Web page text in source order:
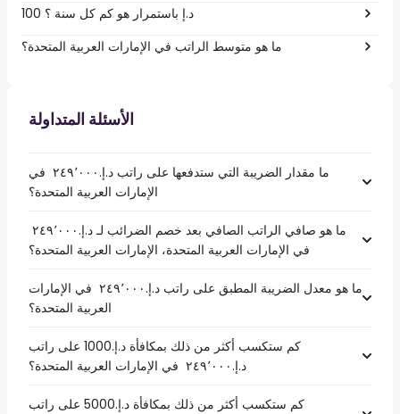
100 د.إ باستمرار هو كم كل سنة ؟
ما هو متوسط الراتب في الإمارات العربية المتحدة؟
الأسئلة المتداولة
ما مقدار الضريبة التي ستدفعها على راتب د.إ.‏٢٤٩٬٠٠٠ ‏ في
الإمارات العربية المتحدة؟
في الإمارات العربية المتحدة، الإمارات العربية المتحدة؟
ما هو معدل الضريبة المطبق على راتب د.إ.‏٢٤٩٬٠٠٠ ‏ في الإمارات
العربية المتحدة؟
كم ستكسب أكثر من ذلك بمكافأة د.إ.1000 على راتب
د.إ.‏٢٤٩٬٠٠٠ ‏ في الإمارات العربية المتحدة؟
كم ستكسب أكثر من ذلك بمكافأة د.إ.5000 على راتب